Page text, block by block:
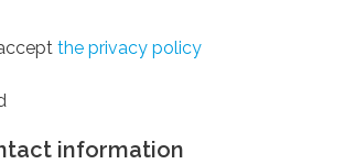
the privacy policy
information